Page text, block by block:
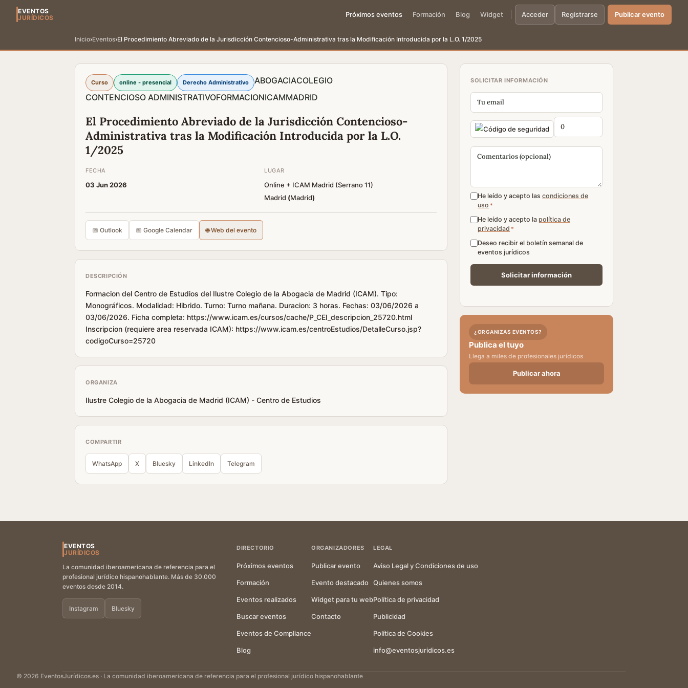
EVENTOS
JURÍDICOS
Próximos eventos Formación Blog Widget Acceder Registrarse Publicar evento
Inicio›Eventos›El Procedimiento Abreviado de la Jurisdicción Contencioso-Administrativa tras la Modificación Introducida por la L.O. 1/2025
Curso online - presencial Derecho Administrativo ABOGACIACOLEGIO
CONTENCIOSO ADMINISTRATIVOFORMACIONICAMMADRID
El Procedimiento Abreviado de la Jurisdicción Contencioso-
Administrativa tras la Modificación Introducida por la L.O.
1/2025
FECHA
03 Jun 2026
LUGAR
Online + ICAM Madrid (Serrano 11)
Madrid (Madrid)
📅 Outlook 📅 Google Calendar 🌐 Web del evento
DESCRIPCIÓN
Formacion del Centro de Estudios del Ilustre Colegio de la Abogacia de Madrid (ICAM). Tipo:
Monográficos. Modalidad: Hibrido. Turno: Turno mañana. Duracion: 3 horas. Fechas: 03/06/2026 a
03/06/2026. Ficha completa: https://www.icam.es/cursos/cache/P_CEI_descripcion_25720.html
Inscripcion (requiere area reservada ICAM): https://www.icam.es/centroEstudios/DetalleCurso.jsp?
codigoCurso=25720
ORGANIZA
Ilustre Colegio de la Abogacia de Madrid (ICAM) - Centro de Estudios
COMPARTIR
WhatsApp X Bluesky LinkedIn Telegram
SOLICITAR INFORMACIÓN
He leído y acepto las condiciones de
uso *
He leído y acepto la política de
privacidad *
Deseo recibir el boletín semanal de
eventos jurídicos
¿ORGANIZAS EVENTOS?
Publica el tuyo
Llega a miles de profesionales jurídicos
Publicar ahora
EVENTOS
JURÍDICOS
La comunidad iberoamericana de referencia para el
profesional jurídico hispanohablante. Más de 30.000
eventos desde 2014.
Instagram Bluesky
DIRECTORIO
Próximos eventos
Formación
Eventos realizados
Buscar eventos
Eventos de Compliance
Blog
ORGANIZADORES
Publicar evento
Evento destacado
Widget para tu web
Contacto
LEGAL
Aviso Legal y Condiciones de uso
Quienes somos
Política de privacidad
Publicidad
Política de Cookies
info@eventosjuridicos.es
© 2026 EventosJurídicos.es · La comunidad iberoamericana de referencia para el profesional jurídico hispanohablante